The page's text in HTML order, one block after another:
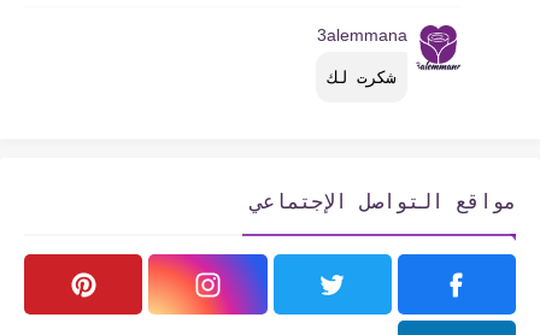
3alemmana
شكرت لك
مواقع التواصل الإجتماعي